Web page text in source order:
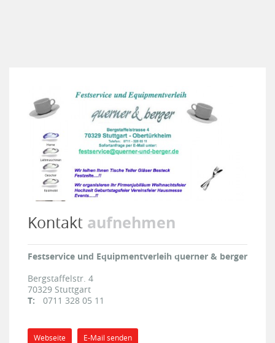
Kontakt aufnehmen
Festservice und Equipmentverleih querner & berger
Bergstaffelstr. 4
70329 Stuttgart
T:
0711 328 05 11
Webseite E-Mail senden